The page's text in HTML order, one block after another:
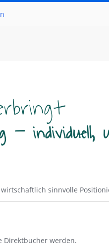
individuell,
sinnvolle
Direktbucher werden.